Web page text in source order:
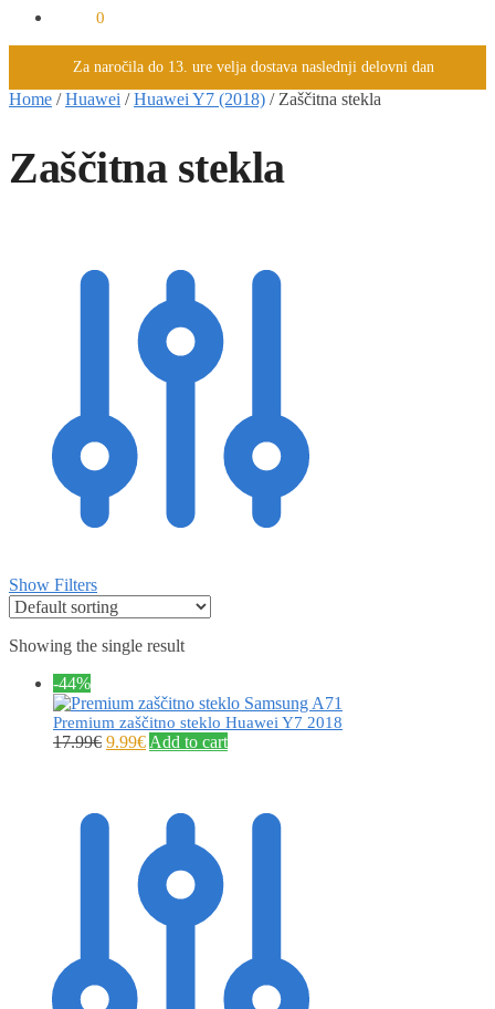
0
Za naročila do 13. ure velja dostava naslednji delovni dan
Home /Huawei /Huawei Y7 (2018) / Zaščitna stekla
Zaščitna stekla
Show Filters
Showing the single result
-44%
Premium zaščitno steklo Huawei Y7 2018
17.99€ 9.99€ Add to cart